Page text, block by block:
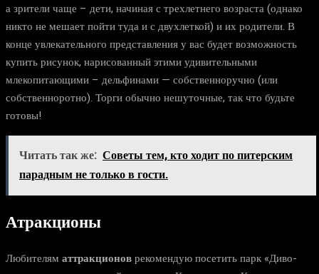
а зрители чаще – дети, начиная с трехлетнего возраста (однако
никто не мешает пойти туда и с двухлеткой) и их родители. В
конце увлекательного представления у вас будет возможность
купить рисунок, нарисованный этими удивительными
млекопитающими – дельфинами — собственноручно (или
собственноротно). Торги обычно нешуточные, так что будьте
готовы!
Читать так же: Советы тем, кто ходит по питерским
парадным не только в гости.
Атракционы
Любителям аттракционоврекомендую посетить парк «Диво-